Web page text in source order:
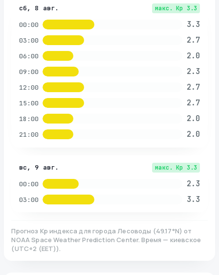
сб, 8 авг. макс. Kp 3.3
00:00 3.3
03:00 2.7
06:00 2.0
09:00 2.3
12:00 2.7
15:00 2.7
18:00 2.0
21:00 2.0
вс, 9 авг. макс. Kp 3.3
00:00 2.3
03:00 3.3
Прогноз Kp индекса для города Лесоводы (49.17°N)от
NOAA Space Weather Prediction Center. Время — киевское
(UTC+2 (EET)).